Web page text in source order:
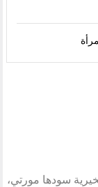
سودها مورتي،